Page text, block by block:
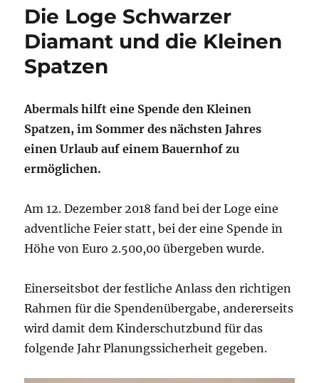
Die Loge Schwarzer
Diamant und die Kleinen
Spatzen
Abermals hilft eine Spende den Kleinen
Spatzen, im Sommer des nächsten Jahres
einen Urlaub auf einem Bauernhof zu
ermöglichen.
Am 12. Dezember 2018 fand bei der Loge eine
adventliche Feier statt, bei der eine Spende in
Höhe von Euro 2.500,00 übergeben wurde.
Einerseitsbot der festliche Anlass den richtigen
Rahmen für die Spendenübergabe, andererseits
wird damit dem Kinderschutzbund für das
folgende Jahr Planungssicherheit gegeben.